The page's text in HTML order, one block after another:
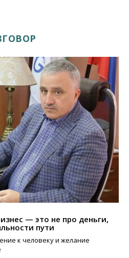
— это не про деньги,
пути
к человеку и желание